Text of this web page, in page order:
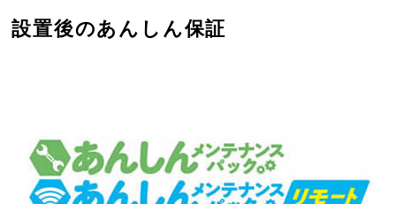
設置後のあんしん保証